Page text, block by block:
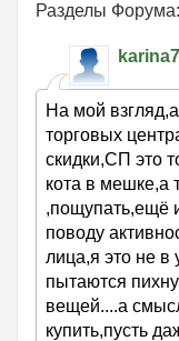
Разделы Форума:
На мой
торговых
скидки,СП это
кота в мешке,а
,пощупать,ещё
поводу
лица,я это не в
пытаются
вещей....а
купить,пусть